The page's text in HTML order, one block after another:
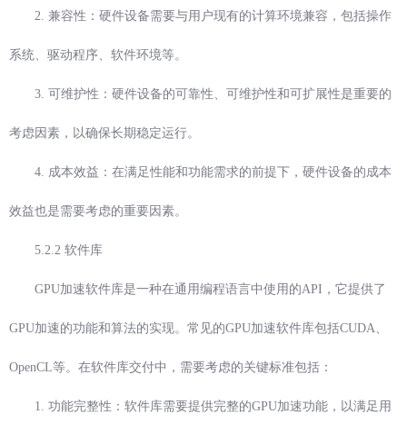
2. 兼容性：硬件设备需要与用户现有的计算环境兼容，包括操作
系统、驱动程序、软件环境等。
3. 可维护性：硬件设备的可靠性、可维护性和可扩展性是重要的
考虑因素，以确保长期稳定运行。
4. 成本效益：在满足性能和功能需求的前提下，硬件设备的成本
效益也是需要考虑的重要因素。
5.2.2 软件库
GPU加速软件库是一种在通用编程语言中使用的API，它提供了
GPU加速的功能和算法的实现。常见的GPU加速软件库包括CUDA、
OpenCL等。在软件库交付中，需要考虑的关键标准包括：
1. 功能完整性：软件库需要提供完整的GPU加速功能，以满足用